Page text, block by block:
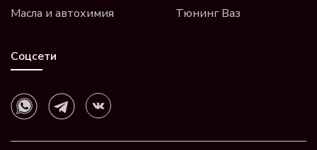
Масла и автохимия
Тюнинг Ваз
Соцсети